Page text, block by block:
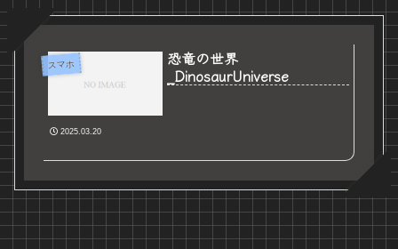
スマホ
恐竜の世界
_DinosaurUniverse
2025.03.20